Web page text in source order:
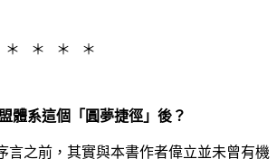
＊ ＊ ＊
體系這個「圓夢捷徑」後？
言之前，其實與本書作者偉立並未曾有機